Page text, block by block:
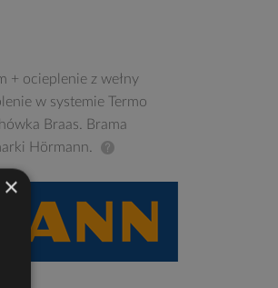
+ ocieplenie z wełny
w systemie Termo
Braas. Brama
Hörmann.
×